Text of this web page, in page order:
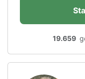
19.659